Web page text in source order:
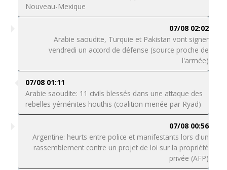
Nouveau-Mexique
07/08 02:02
Arabie saoudite, Turquie et Pakistan vont signer
vendredi un accord de défense (source proche de
l'armée)
07/08 01:11
Arabie saoudite: 11 civils blessés dans une attaque des
rebelles yéménites houthis (coalition menée par Ryad)
07/08 00:56
Argentine: heurts entre police et manifestants lors d'un
rassemblement contre un projet de loi sur la propriété
privée (AFP)